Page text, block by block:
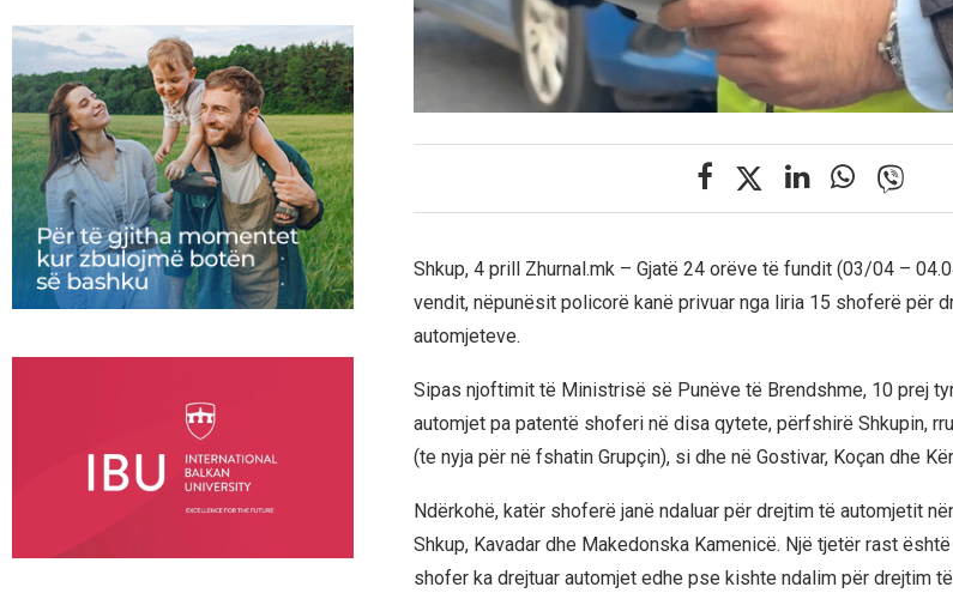
Shkup, 4 prill Zhurnal.mk – Gjatë 24 orëve të fundit (03/04 –
vendit, nëpunësit policorë kanë privuar nga liria 15 shoferë për
automjeteve.
Sipas njoftimit të Ministrisë së Punëve të Brendshme, 10 prej
automjet pa patentë shoferi në disa qytete, përfshirë Shkupin,
(te nyja për në fshatin Grupçin), si dhe në Gostivar, Koçan dhe
Ndërkohë, katër shoferë janë ndaluar për drejtim të automjetit
Shkup, Kavadar dhe Makedonska Kamenicë. Një tjetër rast
shofer ka drejtuar automjet edhe pse kishte ndalim për drejtim